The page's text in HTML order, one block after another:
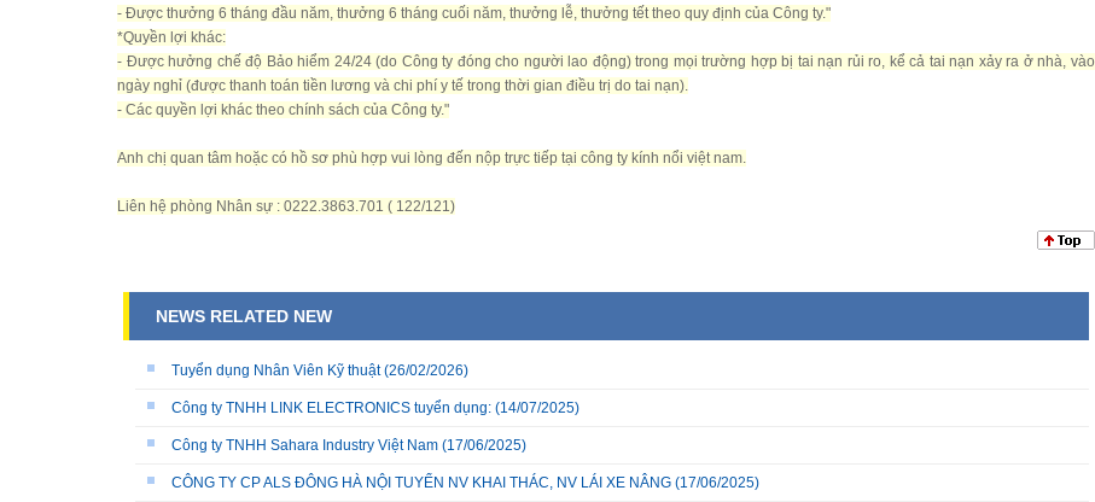
- Được thưởng 6 tháng đầu năm, thưởng 6 tháng cuối năm, thưởng lễ, thưởng tết theo quy định của Công ty."
*Quyền lợi khác:
- Được hưởng chế độ Bảo hiểm 24/24 (do Công ty đóng cho người lao động) trong mọi trường hợp bị tai nạn rủi ro, kể cả tai nạn xảy ra ở nhà, vào
ngày nghỉ (được thanh toán tiền lương và chi phí y tế trong thời gian điều trị do tai nạn).
- Các quyền lợi khác theo chính sách của Công ty."
Anh chị quan tâm hoặc có hồ sơ phù hợp vui lòng đến nộp trực tiếp tại công ty kính nổi việt nam.
Liên hệ phòng Nhân sự : 0222.3863.701 ( 122/121)
NEWS RELATED NEW
Tuyển dụng Nhân Viên Kỹ thuật(26/02/2026)
Công ty TNHH LINK ELECTRONICS tuyển dụng: (14/07/2025)
Công ty TNHH Sahara Industry Việt Nam (17/06/2025)
CÔNG TY CP ALS ĐÔNG HÀ NỘI TUYỂN NV KHAI THÁC, NV LÁI XE NÂNG (17/06/2025)